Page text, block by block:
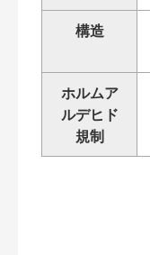
構造
ホルムア
ルデヒド
規制